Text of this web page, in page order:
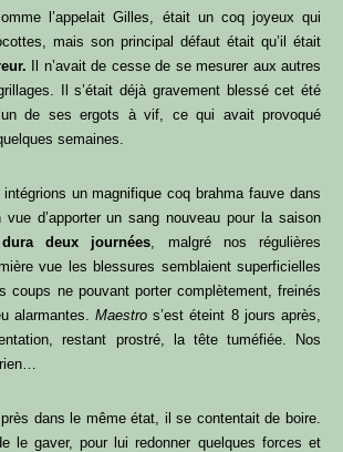
l’appelait Gilles, était un coq joyeux qui
mais son principal défaut était qu’il était
Il n’avait de cesse de se mesurer aux autres
Il s’était déjà gravement blessé cet été
de ses ergots à vif, ce qui avait provoqué
semaines.
un magnifique coq brahma fauve dans
vue d’apporter un sang nouveau pour la saison
deux journées , malgré nos régulières
vue les blessures semblaient superficielles
coups ne pouvant porter complètement, freinés
alarmantes.Maestro s’est éteint 8 jours après,
restant prostré, la tête tuméfiée. Nos
dans le même état, il se contentait de boire.
le gaver, pour lui redonner quelques forces et